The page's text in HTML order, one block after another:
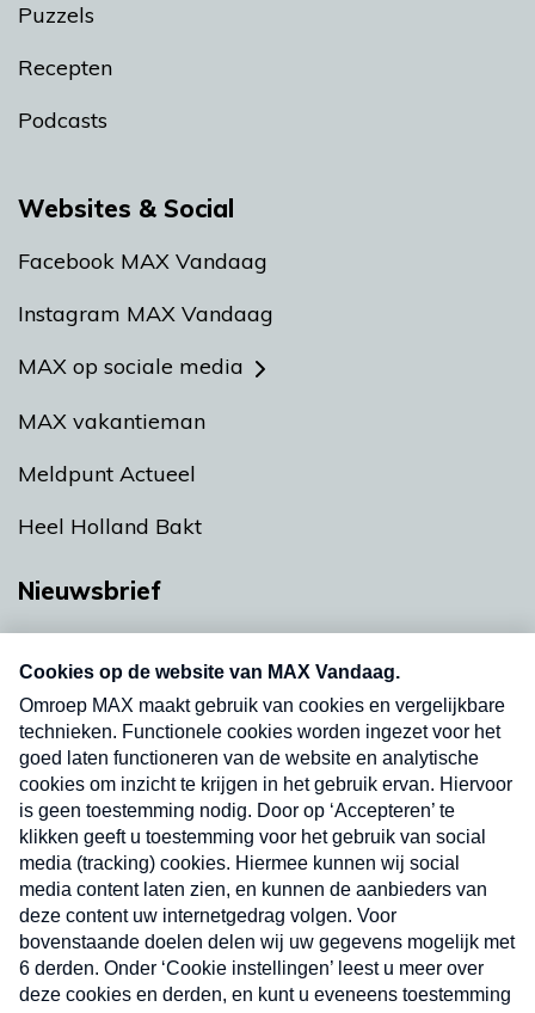
Puzzels
Recepten
Podcasts
Websites & Social
Facebook MAX Vandaag
Instagram MAX Vandaag
MAX op sociale media
MAX vakantieman
Meldpunt Actueel
Heel Holland Bakt
Nieuwsbrief
nieuwsbrief. Elke vrijdag- en dinsdagochtend in
uw mailbox.
Verzend
Nieuwsbrief